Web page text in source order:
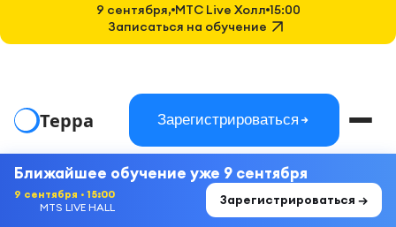
Терра Зарегистрироваться
Ближайшее обучение уже 9 сентября
9 сентября · 15:00
MTS LIVE HALL
Зарегистрироваться →
9 сентября, MTC Live Холл 15:00
Записаться на обучение